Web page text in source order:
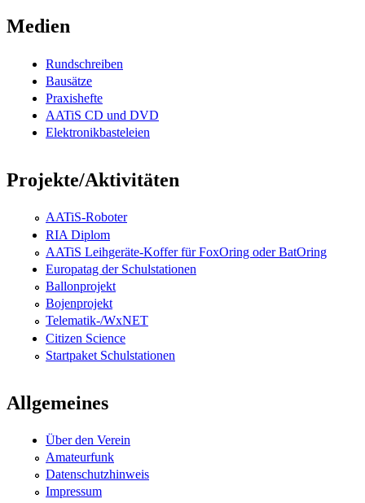
Medien
Rundschreiben
Bausätze
Praxishefte
AATiS CD und DVD
Elektronikbasteleien
Projekte/Aktivitäten
AATiS-Roboter
RIA Diplom
AATiS Leihgeräte-Koffer für FoxOring oder BatOring
Europatag der Schulstationen
Ballonprojekt
Bojenprojekt
Telematik-/WxNET
Citizen Science
Startpaket Schulstationen
Allgemeines
Über den Verein
Amateurfunk
Datenschutzhinweis
Impressum